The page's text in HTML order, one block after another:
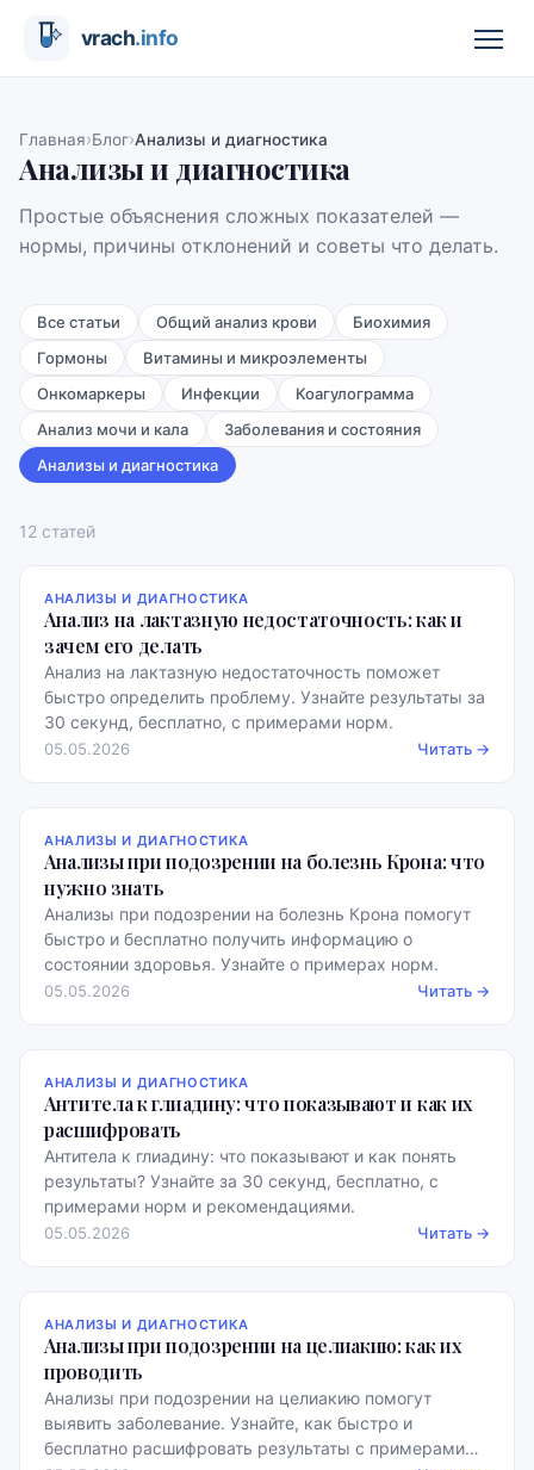
Главная›Блог›Анализы и диагностика
Анализы и диагностика
Простые объяснения сложных показателей —
нормы, причины отклонений и советы что делать.
Все статьи Общий анализ крови
Биохимия
Гормоны
Витамины и микроэлементы
Онкомаркеры
Инфекции
Коагулограмма
Анализ мочи и кала
Заболевания и состояния
Анализы и диагностика
12 статей
АНАЛИЗЫ И ДИАГНОСТИКА
Анализ на лактазную недостаточность: как и
зачем его делать
Анализ на лактазную недостаточность поможет
быстро определить проблему. Узнайте результаты за
30 секунд, бесплатно, с примерами норм.
05.05.2026 Читать →
АНАЛИЗЫ И ДИАГНОСТИКА
Анализы при подозрении на болезнь Крона: что
нужно знать
Анализы при подозрении на болезнь Крона помогут
быстро и бесплатно получить информацию о
состоянии здоровья. Узнайте о примерах норм.
05.05.2026 Читать →
АНАЛИЗЫ И ДИАГНОСТИКА
Антитела к глиадину: что показывают и как их
расшифровать
Антитела к глиадину: что показывают и как понять
результаты? Узнайте за 30 секунд, бесплатно, с
примерами норм и рекомендациями.
05.05.2026 Читать →
АНАЛИЗЫ И ДИАГНОСТИКА
Анализы при подозрении на целиакию: как их
проводить
Анализы при подозрении на целиакию помогут
выявить заболевание. Узнайте, как быстро и
бесплатно расшифровать результаты с примерами